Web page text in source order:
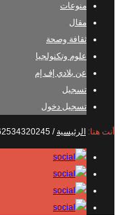
منوعات
مقال
ثقافة وصحة
علوم وتكنولجيا
عن بلادي إف إم
تسجيل
تسجيل دخول
أنت هنا: الرئيسية /